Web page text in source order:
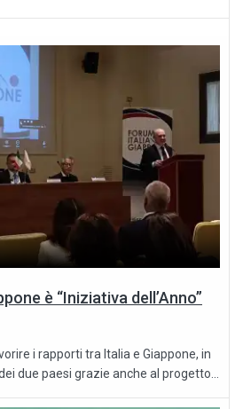
è “Iniziativa dell’Anno”
i rapporti tra Italia e Giappone, in
due paesi grazie anche al progetto...